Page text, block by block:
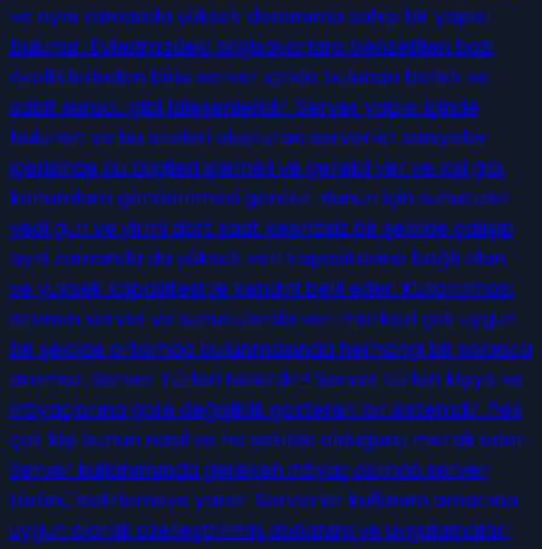
ve aynı zamanda yüksek donanıma sahip bir yapısı
bulunur. Evlerimizdeki bilgisayarlara benzetilen bazı
özelliklerinden birisi server içinde bulunan bellek ve
sabit sürücü gibi bileşenleridir. Server yapısı içinde
bulunan ve bu siteleri oluşturan serverler saniyeler
içerisinde bu bilgileri işlemeli ve gerekli yer ve kişi gibi
konumlara gönderilmesi gerekir. Bunun için sunucular
yedi gün ve yirmi dört saat kesintisiz bir şekilde çalışıp
ayni zamanda da yüksek veri kapasitesine bağlı olan
ve yüksek kapasitesi ile kendini belli eder. Kullanılması
istenen server ve sunucularda veri merkezi çok uygun
bir şekilde ortamda bulunmasında herhangi bir sakınca
aramaz. Server Türleri Nelerdir? Server türleri kişiye ve
ihtiyaçlarına göre değişiklik gösteren bir sistemdir. Pek
çok kişi bunun nasıl ve ne şekilde olduğunu merak eder.
Server kullanımında gereken ihtiyaç aslında server
türünü belirlemeye yarar. Serverler kullanım amacına
uygun olarak özelleştirilmiş donanım ve uygulamaları